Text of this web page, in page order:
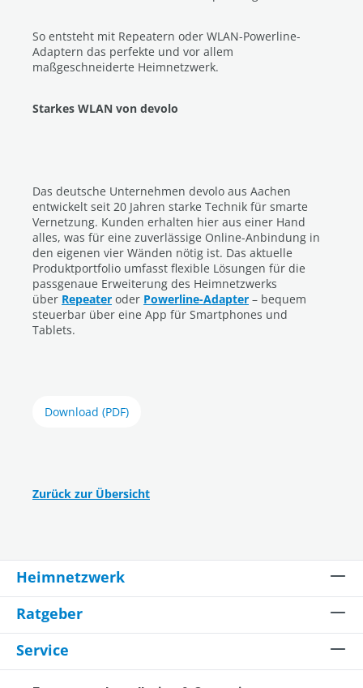
So entsteht mit Repeatern oder WLAN-Powerline-
Adaptern das perfekte und vor allem
maßgeschneiderte Heimnetzwerk.
Starkes WLAN von devolo
Das deutsche Unternehmen devolo aus Aachen
entwickelt seit 20 Jahren starke Technik für smarte
Vernetzung. Kunden erhalten hier aus einer Hand
alles, was für eine zuverlässige Online-Anbindung in
den eigenen vier Wänden nötig ist. Das aktuelle
Produktportfolio umfasst flexible Lösungen für die
passgenaue Erweiterung des Heimnetzwerks
über Repeater oder Powerline-Adapter – bequem
steuerbar über eine App für Smartphones und
Tablets.
Download (PDF)
Zurück zur Übersicht
Heimnetzwerk
Ratgeber
Service